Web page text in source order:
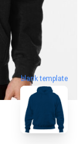
blank template